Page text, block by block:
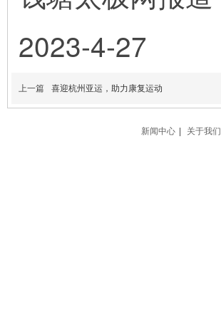
2023-4-27
上一篇 喜迎杭州亚运，助力康复运动
新闻中心 关于我们